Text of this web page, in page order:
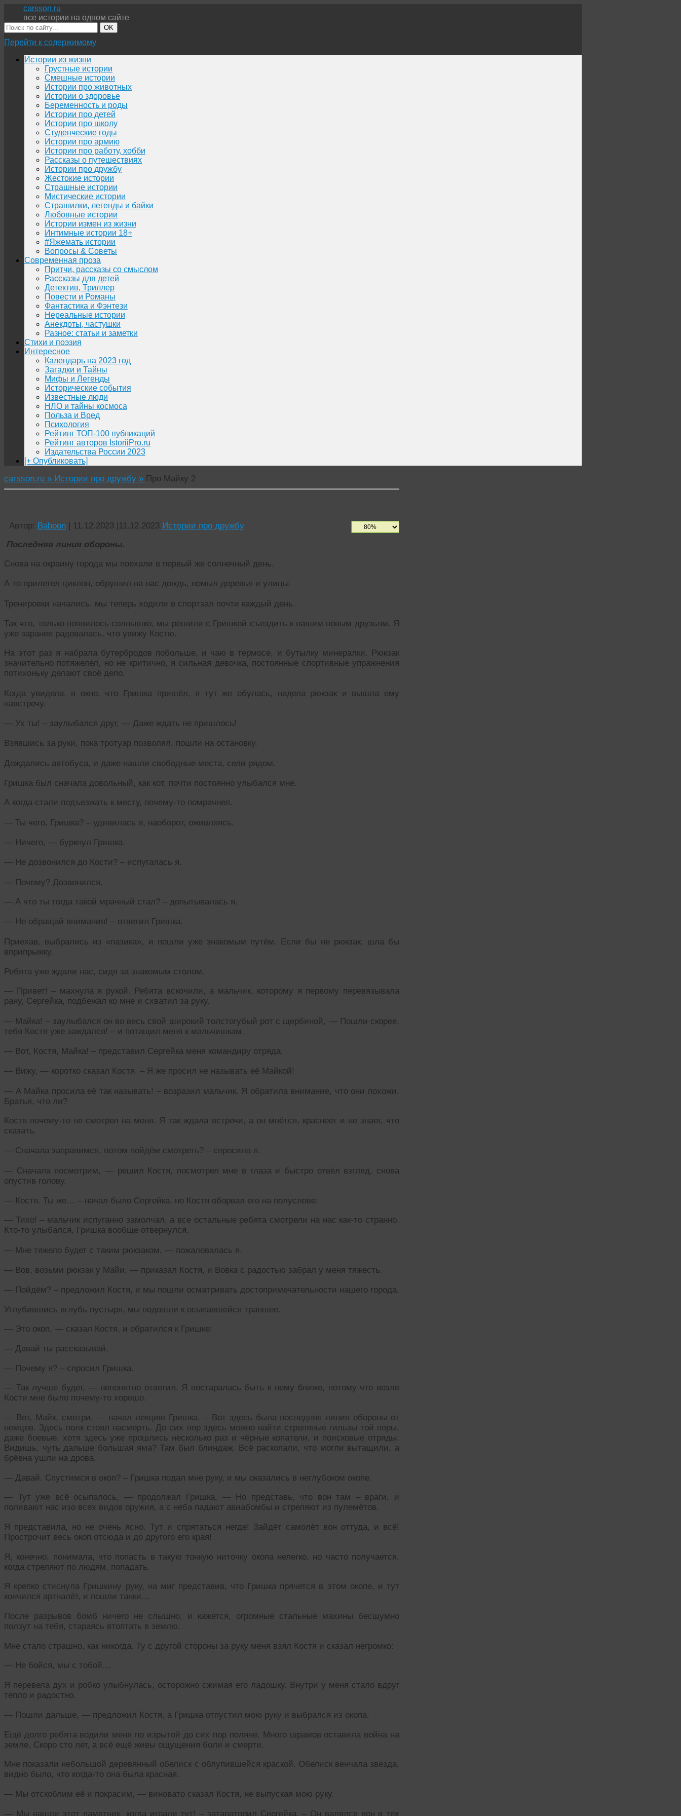
carsson.ru
все истории на одном сайте
OK
Перейти к содержимому
Истории из жизни
Грустные истории
Смешные истории
Истории про животных
Истории о здоровье
Беременность и роды
Истории про детей
Истории про школу
Студенческие годы
Истории про армию
Истории про работу, хобби
Рассказы о путешествиях
Истории про дружбу
Жестокие истории
Страшные истории
Мистические истории
Страшилки, легенды и байки
Любовные истории
Истории измен из жизни
Интимные истории 18+
#Яжемать истории
Вопросы & Советы
Современная проза
Притчи, рассказы со смыслом
Рассказы для детей
Детектив, Триллер
Повести и Романы
Фантастика и Фэнтези
Нереальные истории
Анекдоты, частушки
Разное: статьи и заметки
Стихи и поэзия
Интересное
Календарь на 2023 год
Загадки и Тайны
Мифы и Легенды
Исторические события
Известные люди
НЛО и тайны космоса
Польза и Вред
Психология
Рейтинг ТОП-100 публикаций
Рейтинг авторов IstoriiPro.ru
Издательства России 2023
[+ Опубликовать]
carsson.ru » Истории про дружбу » Про Майку 2
Автор: Baboon | 11.12.2023 |11.12.2023 Истории про дружбу
Последняя линия обороны.
Снова на окраину города мы поехали в первый же солнечный день.
А то прилетел циклон, обрушил на нас дождь, помыл деревья и улицы.
Тренировки начались, мы теперь ходили в спортзал почти каждый день.
Так что, только появилось солнышко, мы решили с Гришкой съездить к нашим новым друзьям. Я
уже заранее радовалась, что увижу Костю.
На этот раз я набрала бутербродов побольше, и чаю в термосе, и бутылку минералки. Рюкзак
значительно потяжелел, но не критично, я сильная девочка, постоянные спортивные упражнения
потихоньку делают своё дело.
Когда увидела, в окно, что Гришка пришёл, я тут же обулась, надела рюкзак и вышла ему
навстречу.
— Ух ты! – заулыбался друг, — Даже ждать не пришлось!
Взявшись за руки, пока тротуар позволял, пошли на остановку.
Дождались автобуса, и даже нашли свободные места, сели рядом.
Гришка был сначала довольный, как кот, почти постоянно улыбался мне.
А когда стали подъезжать к месту, почему-то помрачнел.
— Ты чего, Гришка? – удивилась я, наоборот, оживляясь.
— Ничего, — буркнул Гришка.
— Не дозвонился до Кости? – испугалась я.
— Почему? Дозвонился.
— А что ты тогда такой мрачный стал? – допытывалась я.
— Не обращай внимания! – ответил Гришка.
Приехав, выбрались из «пазика», и пошли уже знакомым путём. Если бы не рюкзак, шла бы
вприпрыжку.
Ребята уже ждали нас, сидя за знакомым столом.
— Привет! – махнула я рукой. Ребята вскочили, а мальчик, которому я первому перевязывала
рану, Сергейка, подбежал ко мне и схватил за руку.
— Майка! – заулыбался он во весь свой широкий толстогубый рот с щербиной, — Пошли скорее,
тебя Костя уже заждался! – и потащил меня к мальчишкам.
— Вот, Костя, Майка! – представил Сергейка меня командиру отряда.
— Вижу, — коротко сказал Костя. – Я же просил не называть её Майкой!
— А Майка просила её так называть! – возразил мальчик. Я обратила внимание, что они похожи.
Братья, что ли?
Костя почему-то не смотрел на меня. Я так ждала встречи, а он мнётся, краснеет и не знает, что
сказать.
— Сначала заправимся, потом пойдём смотреть? – спросила я.
— Сначала посмотрим, — решил Костя, посмотрел мне в глаза и быстро отвёл взгляд, снова
опустив голову.
— Костя. Ты же… – начал было Сергейка, но Костя оборвал его на полуслове:
— Тихо! – мальчик испуганно замолчал, а все остальные ребята смотрели на нас как-то странно.
Кто-то улыбался, Гришка вообще отвернулся.
— Мне тяжело будет с таким рюкзаком, — пожаловалась я.
— Вов, возьми рюкзак у Майи, — приказал Костя, и Вовка с радостью забрал у меня тяжесть.
— Пойдём? – предложил Костя, и мы пошли осматривать достопримечательности нашего города.
Углубившись вглубь пустыря, мы подошли к осыпавшейся траншее.
— Это окоп, — сказал Костя, и обратился к Гришке:
— Давай ты рассказывай.
— Почему я? – спросил Гришка.
— Так лучше будет, — непонятно ответил. Я постаралась быть к нему ближе, потому что возле
Кости мне было почему-то хорошо.
— Вот, Майк, смотри, — начал лекцию Гришка. – Вот здесь была последняя линия обороны от
немцев. Здесь полк стоял насмерть. До сих пор здесь можно найти стреляные гильзы той поры,
даже боевые, хотя здесь уже прошлись несколько раз и чёрные копатели, и поисковые отряды.
Видишь, чуть дальше большая яма? Там был блиндаж. Всё раскопали, что могли вытащили, а
брёвна ушли на дрова.
— Давай. Спустимся в окоп? – Гришка подал мне руку, и мы оказались в неглубоком окопе.
— Тут уже всё осыпалось, — продолжал Гришка, — Но представь, что вон там – враги, и
поливают нас изо всех видов оружия, а с неба падают авиабомбы и стреляют из пулемётов.
Я представила, но не очень ясно. Тут и спрятаться негде! Зайдёт самолёт вон оттуда, и всё!
Прострочит весь окоп отсюда и до другого его края!
Я, конечно, понимала, что попасть в такую тонкую ниточку окопа нелегко, но часто получается,
когда стреляют по людям, попадать.
Я крепко стиснула Гришкину руку, на миг представив, что Гришка прячется в этом окопе, и тут
кончился артналёт, и пошли танки…
После разрывов бомб ничего не слышно, и кажется, огромные стальные махины бесшумно
ползут на тебя, стараясь втоптать в землю.
Мне стало страшно, как никогда. Ту с другой стороны за руку меня взял Костя и сказал негромко:
— Не бойся, мы с тобой…
Я перевела дух и робко улыбнулась, осторожно сжимая его ладошку. Внутри у меня стало вдруг
тепло и радостно.
— Пошли дальше, — предложил Костя, а Гришка отпустил мою руку и выбрался из окопа.
Ещё долго ребята водили меня по изрытой до сих пор поляне. Много шрамов оставила война на
земле. Скоро сто лет, а всё ещё живы ощущения боли и смерти.
Мне показали небольшой деревянный обелиск с облупившейся краской. Обелиск венчала звезда,
видно было, что когда-то она была красная.
— Мы отскоблим её и покрасим, — виновато сказал Костя, не выпуская мою руку.
— Мы нашли этот памятник, когда играли тут! – затараторил Сергейка. – Он валялся вон в тех